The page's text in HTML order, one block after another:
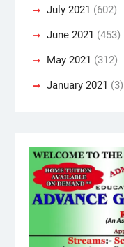
July 2021 (602)
June 2021 (453)
May 2021 (312)
January 2021 (3)